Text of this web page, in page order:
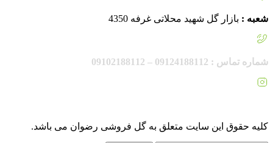
شعبه : بازار گل شهید محلاتی غرفه 4350
شماره تماس : 09124188112 – 09102188112
کلیه حقوق این سایت متعلق به گل فروشی رضوان می باشد.